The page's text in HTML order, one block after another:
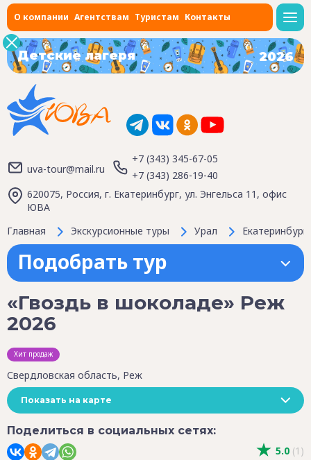
О компании Агентствам Туристам Контакты
Детские лагеря 2026
uva-tour@mail.ru
+7 (343) 345-67-05
+7 (343) 286-19-40
620075, Россия, г. Екатеринбург, ул. Энгельса 11, офис
ЮВА
Главная
Экскурсионные туры Урал Екатеринбург
Подобрать тур
«Гвоздь в шоколаде» Реж
2026
Свердловская область, Реж
Показать на карте
Хит продаж
Поделиться в социальных сетях:
5.0 (1)